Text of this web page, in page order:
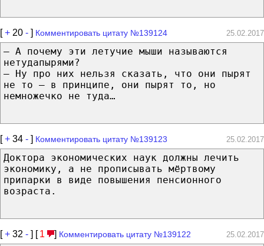
[+ 20 - ] Комментировать цитату №139124 25.02.2017
— А почему эти летучие мыши называются
нетудапырями?
— Ну про них нельзя сказать, что они пырят
не то — в принципе, они пырят то, но
немножечко не туда…
[+ 34 - ] Комментировать цитату №139123 25.02.2017
Доктора экономических наук должны лечить
экономику, а не прописывать мёртвому
припарки в виде повышения пенсионного
возраста.
[+ 32 - ] [ 1 ] Комментировать цитату №139122 25.02.2017